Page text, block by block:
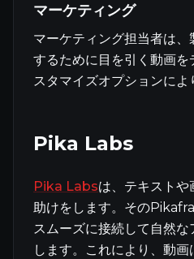
マーケティング
マーケティング担当者は
するために目を引く動画を
スタマイズオプションによ
Pika Labs
Pika Labsは、テキスト
助けをします。その
スムーズに接続して自然
します。これにより、動